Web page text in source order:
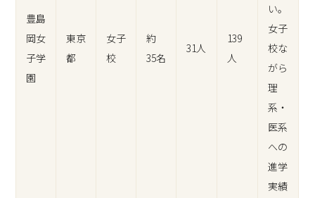
豊島
岡女
子学
園
東京
都
女子
校
約
35名
31人
139
人
い。
女子
校な
がら
理
系・
医系
への
進学
実績